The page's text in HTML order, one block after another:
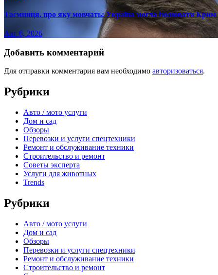
Таємниця, про яку мовчать: Україна могла ізолювати
Авг 6, 2026
Добавить комментарий
Для отправки комментария вам необходимо авторизоваться.
Рубрики
Авто / мото услуги
Дом и сад
Обзоры
Перевозки и услуги спецтехники
Ремонт и обслуживание техники
Строительство и ремонт
Советы эксперта
Услуги для животных
Trends
Рубрики
Авто / мото услуги
Дом и сад
Обзоры
Перевозки и услуги спецтехники
Ремонт и обслуживание техники
Строительство и ремонт